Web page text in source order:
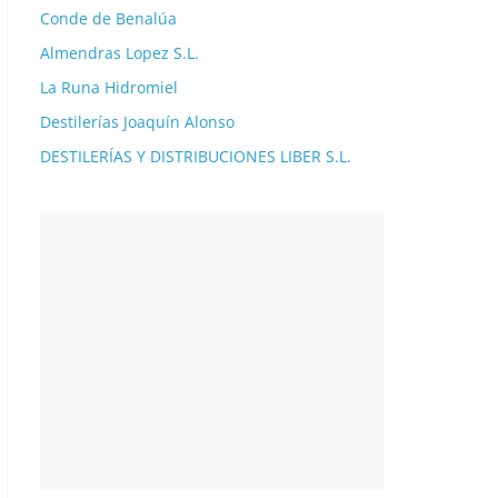
Conde de Benalúa
Almendras Lopez S.L.
La Runa Hidromiel
Destilerías Joaquín Alonso
DESTILERÍAS Y DISTRIBUCIONES LIBER S.L.